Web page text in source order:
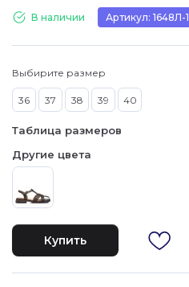
В наличии Артикул: 1648Л-1
Выбирите размер
36 37 38 39 40
Таблица размеров
Другие цвета
Купить